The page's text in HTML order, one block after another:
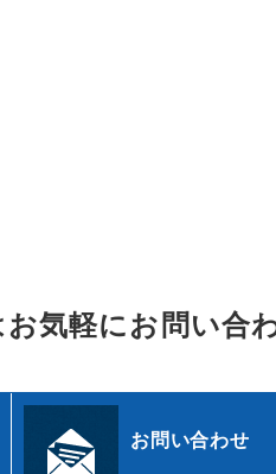
気軽にお問い合
お問い合わせ